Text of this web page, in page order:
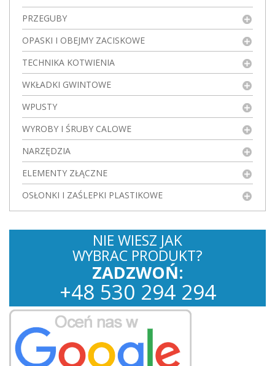
PRZEGUBY
OPASKI I OBEJMY ZACISKOWE
TECHNIKA KOTWIENIA
WKŁADKI GWINTOWE
WPUSTY
WYROBY I ŚRUBY CALOWE
NARZĘDZIA
ELEMENTY ZŁĄCZNE
OSŁONKI I ZAŚLEPKI PLASTIKOWE
NIE WIESZ JAK
WYBRAC PRODUKT?
ZADZWOŃ:
+48 530 294 294